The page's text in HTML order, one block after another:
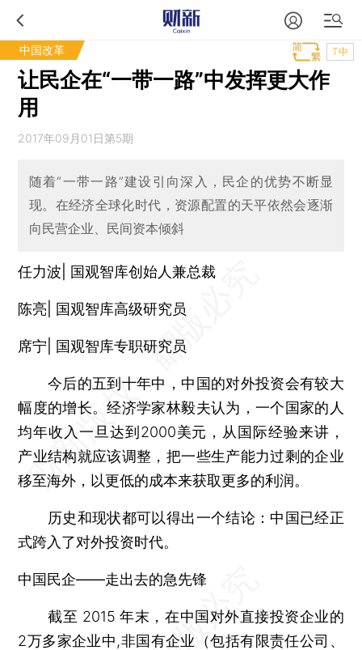
中国改革 T中
让民企在“一带一路”中发挥更大作
用
2017年09月01日第5期
随着“一带一路”建设引向深入，民企的优势不断显
现。在经济全球化时代，资源配置的天平依然会逐渐
向民营企业、民间资本倾斜
任力波| 国观智库创始人兼总裁
陈亮| 国观智库高级研究员
席宁| 国观智库专职研究员
今后的五到十年中，中国的对外投资会有较大
幅度的增长。经济学家林毅夫认为，一个国家的人
均年收入一旦达到2000美元，从国际经验来讲，
产业结构就应该调整，把一些生产能力过剩的企业
移至海外，以更低的成本来获取更多的利润。
历史和现状都可以得出一个结论：中国已经正
式跨入了对外投资时代。
中国民企——走出去的急先锋
截至 2015 年末，在中国对外直接投资企业的
2万多家企业中,非国有企业（包括有限责任公司、